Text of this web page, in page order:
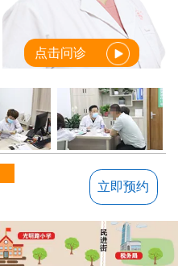
点击问诊
立即预约